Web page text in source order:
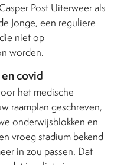
Post Uiterweer als
Jonge, een reguliere
niet op
worden.
covid
het medische
raamplan geschreven,
onderwijsblokken en
vroeg stadium bekend
in zou passen. Dat